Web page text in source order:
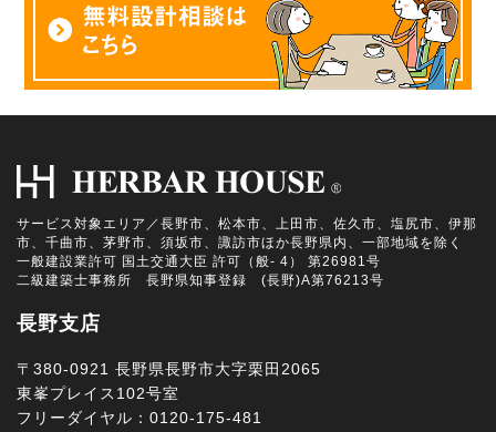
サービス対象エリア／長野市、松本市、上田市、佐久市、塩尻市、伊那
市、千曲市、茅野市、須坂市、諏訪市ほか長野県内、一部地域を除く
一般建設業許可 国土交通大臣 許可（般- 4） 第26981号
二級建築士事務所 長野県知事登録 (長野)A第76213号
長野支店
〒380-0921 長野県長野市大字栗田2065
東峯プレイス102号室
フリーダイヤル：0120-175-481